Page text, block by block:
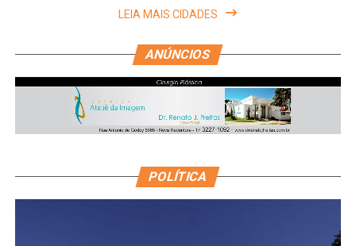
LEIA MAIS CIDADES
ANÚNCIOS
POLÍTICA